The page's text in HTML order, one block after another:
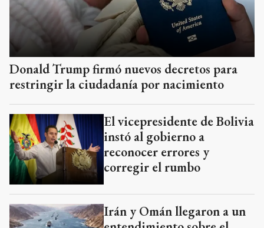
Donald Trump firmó nuevos decretos para
restringir la ciudadanía por nacimiento
El vicepresidente de Bolivia
instó al gobierno a
reconocer errores y
corregir el rumbo
Irán y Omán llegaron a un